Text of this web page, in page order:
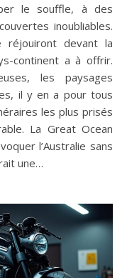
le souffle, à des
inoubliables.
devant la
continent a à offrir.
les paysages
il y en a pour tous
les plus prisés
La Great Ocean
l’Australie sans
une…